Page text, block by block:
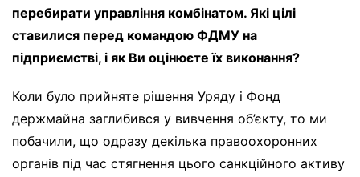
перебирати управління комбінатом. Які цілі
ставилися перед командою ФДМУ на
підприємстві, і як Ви оцінюєте їх виконання?
Коли було прийняте рішення Уряду і Фонд
держмайна заглибився у вивчення об’єкту, то ми
побачили, що одразу декілька правоохоронних
органів під час стягнення цього санкційного активу